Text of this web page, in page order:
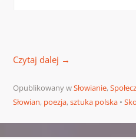
Czytaj dalej →
Opublikowany wSłowianie,
Słowian, poezja,sztuka polska